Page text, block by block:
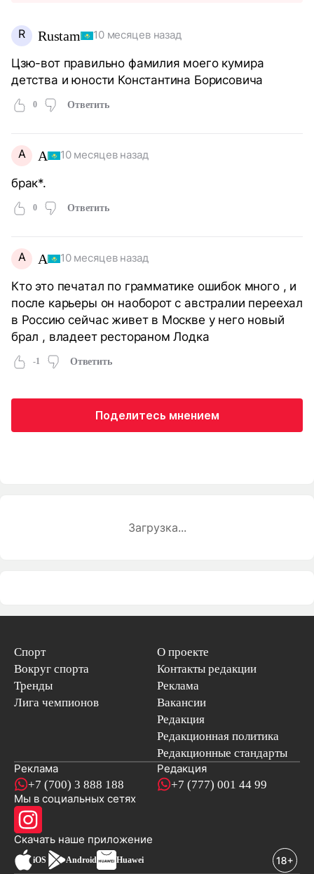
R Rustam 10 месяцев назад
Цзю-вот правильно фамилия моего кумира
детства и юности Константина Борисовича
0 Ответить
А А 10 месяцев назад
брак*.
0 Ответить
А А 10 месяцев назад
Кто это печатал по грамматике ошибок много , и
после карьеры он наоборот с австралии переехал
в Россию сейчас живет в Москве у него новый
брал , владеет рестораном Лодка
-1 Ответить
Поделитесь мнением
Загрузка...
Спорт
Вокруг спорта
Тренды
Лига чемпионов
О проекте
Контакты редакции
Реклама
Вакансии
Редакция
Редакционная политика
Редакционные стандарты
Реклама
+7 (700) 3 888 188
Редакция
+7 (777) 001 44 99
Мы в социальных сетях
Скачать наше приложениеновостей
iOS Android Huawei